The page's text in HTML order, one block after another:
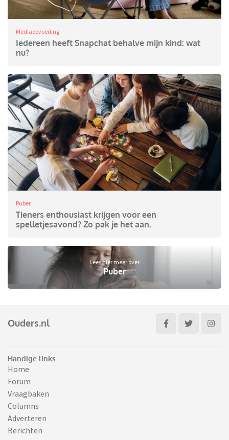
Mediaopvoeding
Iedereen heeft Snapchat behalve mijn kind: wat
nu?
Puber
Tieners enthousiast krijgen voor een
spelletjesavond? Zo pak je het aan.
Lees hier meer over
Puber
Ouders.nl
Handige links
Home
Forum
Vraagbaken
Columns
Adverteren
Berichten